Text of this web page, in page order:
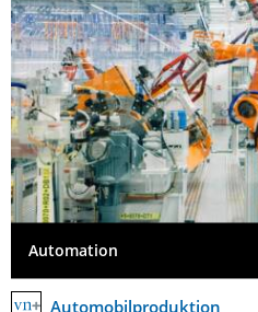
Automation
Automobilproduktion